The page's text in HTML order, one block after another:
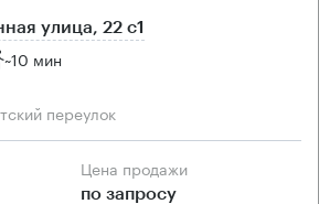
улица, 22 с1
~10 мин
переулок
Цена продажи
по запросу